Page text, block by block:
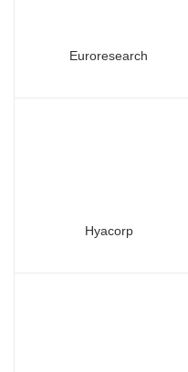
Euroresearch
Hyacorp